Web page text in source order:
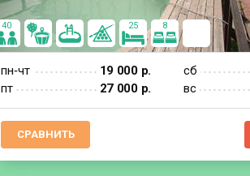
40 25 8
пн‐чт
19 000 р.
пт
27 000 р.
сб
вс
СРАВНИТЬ